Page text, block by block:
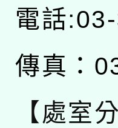
電話
傳真：
【處室